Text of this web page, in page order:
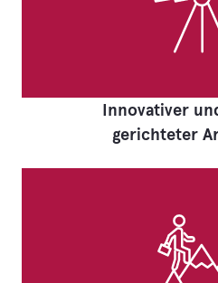
Innovativer
gerichteter